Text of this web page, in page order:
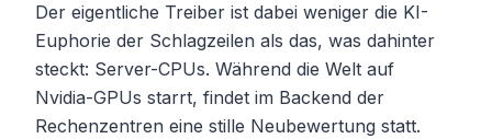
Der eigentliche Treiber ist dabei weniger die KI-
Euphorie der Schlagzeilen als das, was dahinter
steckt: Server-CPUs. Während die Welt auf
Nvidia-GPUs starrt, findet im Backend der
Rechenzentren eine stille Neubewertung statt.